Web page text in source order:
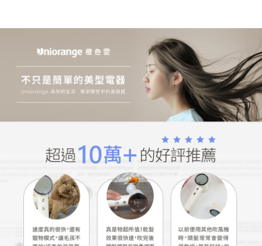
是否繳費成功／繳費後需取消欲退款等相關疑問，請聯繫「AFTEE先享後付
客戶支援中心」https://netprotections.freshdesk.com/support/home
【注意事項】
１．透過由恩沛科技股份有限公司提供之「AFTEE先享後付」服務完成之交
易，需依本服務之必要範圍內提供個人資料，並將交易相關給付款項請求債
權轉讓予恩沛科技股份有限公司。
３．未成年的使用者請事先徵得法定代理人或監護人之同意方可使用
「AFTEE先享後付」，若未經同意申辦者引起之損失，本公司不負相關責
時審查核予不同之上限額度；若仍有額度不足之情形，本公司將視審查結果
請求用戶進行身份認證。
５．嚴禁一人註冊多個帳號或使用他人資訊註冊。若發現惡意使用之情形，
恩沛科技股份有限公司將有權停止該用戶之使用額度並採取法律行動。